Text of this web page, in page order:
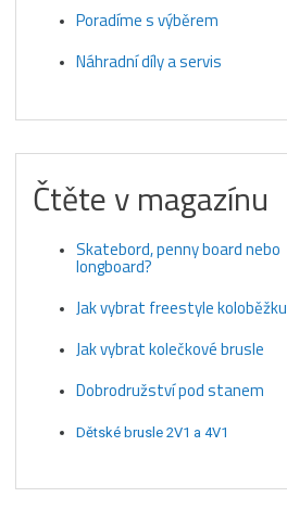
Poradíme s výběrem
Náhradní díly a servis
Čtěte v magazínu
Skatebord, penny board nebo
longboard?
Jak vybrat freestyle koloběžku
Jak vybrat kolečkové brusle
Dobrodružství pod stanem
Dětské brusle 2V1 a 4V1